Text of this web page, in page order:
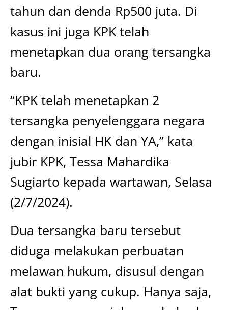
tahun dan denda Rp500 juta. Di
kasus ini juga KPK telah
menetapkan dua orang tersangka
baru.
“KPK telah menetapkan 2
tersangka penyelenggara negara
dengan inisial HK dan YA,” kata
jubir KPK, Tessa Mahardika
Sugiarto kepada wartawan, Selasa
(2/7/2024).
Dua tersangka baru tersebut
diduga melakukan perbuatan
melawan hukum, disusul dengan
alat bukti yang cukup. Hanya saja,